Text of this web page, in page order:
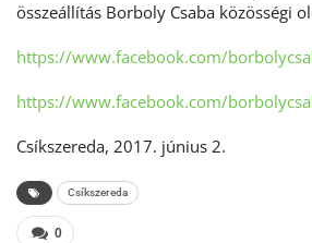
összeállítás Borboly Csaba közösségi
https://www.facebook.com/
https://www.facebook.com/
Csíkszereda, 2017. június 2.
Csíkszereda
0